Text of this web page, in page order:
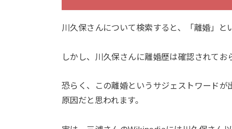
川久保さんについて検索すると、「離婚」と
しかし、川久保さんに離婚歴は確認されてお
恐らく、この離婚というサジェストワード
原因だと思われます。